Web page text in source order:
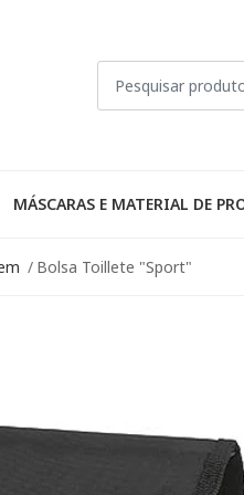
MÁSCARAS E MATERIAL DE
Bolsa Toillete "Sport"